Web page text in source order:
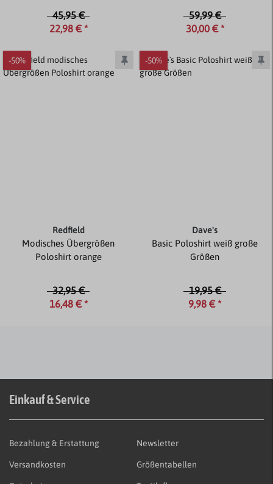
45,95 €
22,98 € *
59,99 €
30,00 € *
-50%
Redfield
Modisches Übergrößen
Poloshirt orange
32,95 €
16,48 € *
-50%
Dave's
Basic Poloshirt weiß große
Größen
19,95 €
9,98 € *
Einkauf & Service
Bezahlung & Erstattung
Versandkosten
Newsletter
Größentabellen